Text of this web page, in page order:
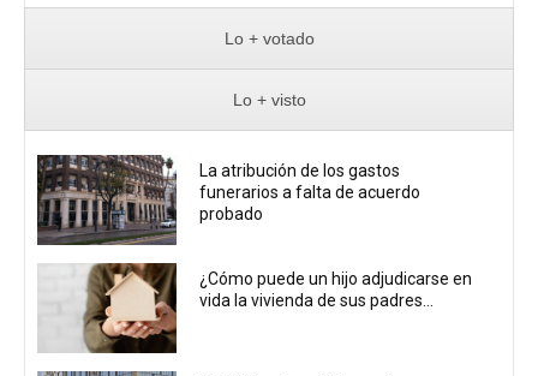
Lo + votado
Lo + visto
La atribución de los gastos
funerarios a falta de acuerdo
probado
¿Cómo puede un hijo adjudicarse en
vida la vivienda de sus padres...